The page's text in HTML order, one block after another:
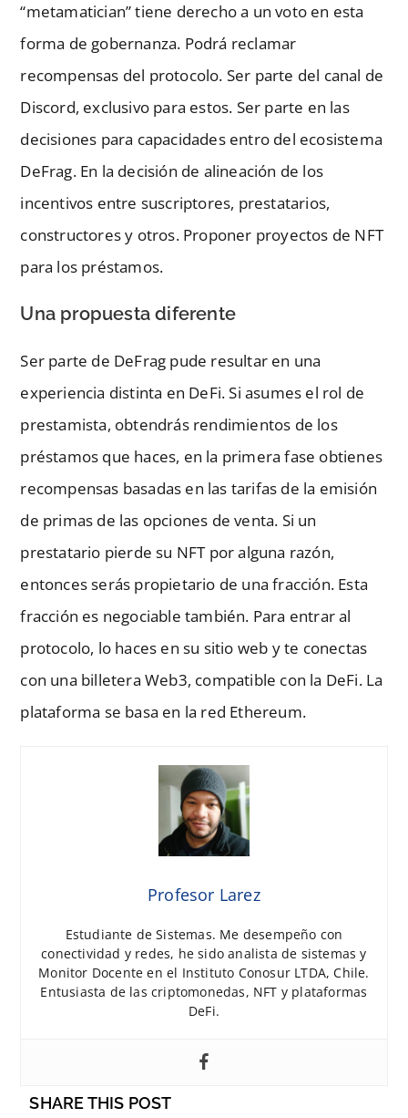
“metamatician” tiene derecho a un voto en esta
forma de gobernanza. Podrá reclamar
recompensas del protocolo. Ser parte del canal de
Discord, exclusivo para estos. Ser parte en las
decisiones para capacidades entro del ecosistema
DeFrag. En la decisión de alineación de los
incentivos entre suscriptores, prestatarios,
constructores y otros. Proponer proyectos de NFT
para los préstamos.
Una propuesta diferente
Ser parte de DeFrag pude resultar en una
experiencia distinta en DeFi. Si asumes el rol de
prestamista, obtendrás rendimientos de los
préstamos que haces, en la primera fase obtienes
recompensas basadas en las tarifas de la emisión
de primas de las opciones de venta. Si un
prestatario pierde su NFT por alguna razón,
entonces serás propietario de una fracción. Esta
fracción es negociable también. Para entrar al
protocolo, lo haces en su sitio web y te conectas
con una billetera Web3, compatible con la DeFi. La
plataforma se basa en la red Ethereum.
Profesor Larez
Estudiante de Sistemas. Me desempeño con
conectividad y redes, he sido analista de sistemas y
Monitor Docente en el Instituto Conosur LTDA, Chile.
Entusiasta de las criptomonedas, NFT y plataformas
DeFi.
SHARE THIS POST